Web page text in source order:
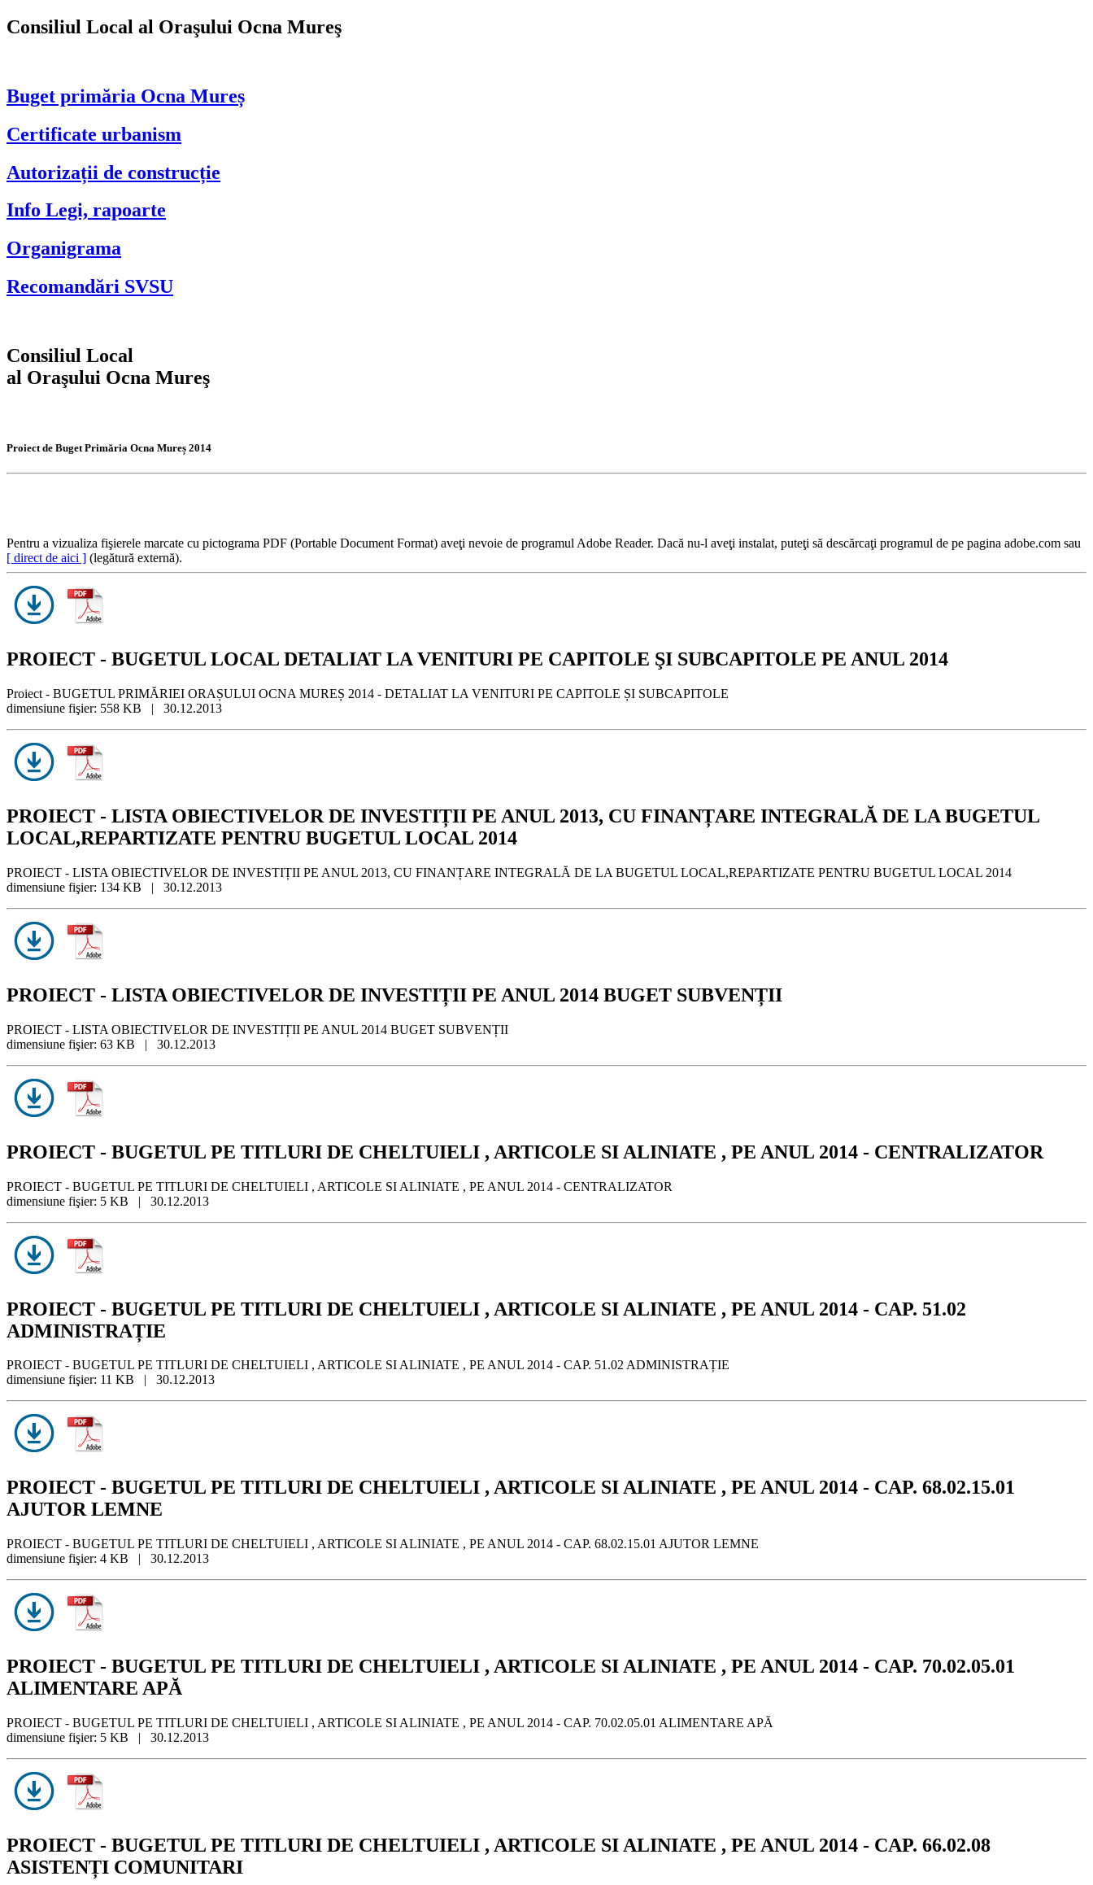
Consiliul Local al Oraşului Ocna Mureş
Buget primăria Ocna Mureș
Certificate urbanism
Autorizații de construcție
Info Legi, rapoarte
Organigrama
Recomandări SVSU
Consiliul Local
al Oraşului Ocna Mureş
Proiect de Buget Primăria Ocna Mureș 2014
Pentru a vizualiza fişierele marcate cu pictograma PDF (Portable Document Format) aveţi nevoie de programul Adobe Reader. Dacă nu-l aveţi instalat, puteţi să descărcaţi programul de pe pagina adobe.com sau
[ direct de aici ] (legătură externă).
PROIECT - BUGETUL LOCAL DETALIAT LA VENITURI PE CAPITOLE ŞI SUBCAPITOLE PE ANUL 2014
Proiect - BUGETUL PRIMĂRIEI ORAȘULUI OCNA MUREȘ 2014 - DETALIAT LA VENITURI PE CAPITOLE ȘI SUBCAPITOLE
dimensiune fişier: 558 KB | 30.12.2013
PROIECT - LISTA OBIECTIVELOR DE INVESTIȚII PE ANUL 2013, CU FINANȚARE INTEGRALĂ DE LA BUGETUL
LOCAL,REPARTIZATE PENTRU BUGETUL LOCAL 2014
PROIECT - LISTA OBIECTIVELOR DE INVESTIȚII PE ANUL 2013, CU FINANȚARE INTEGRALĂ DE LA BUGETUL LOCAL,REPARTIZATE PENTRU BUGETUL LOCAL 2014
dimensiune fişier: 134 KB | 30.12.2013
PROIECT - LISTA OBIECTIVELOR DE INVESTIȚII PE ANUL 2014 BUGET SUBVENȚII
PROIECT - LISTA OBIECTIVELOR DE INVESTIȚII PE ANUL 2014 BUGET SUBVENȚII
dimensiune fişier: 63 KB | 30.12.2013
PROIECT - BUGETUL PE TITLURI DE CHELTUIELI , ARTICOLE SI ALINIATE , PE ANUL 2014 - CENTRALIZATOR
PROIECT - BUGETUL PE TITLURI DE CHELTUIELI , ARTICOLE SI ALINIATE , PE ANUL 2014 - CENTRALIZATOR
dimensiune fişier: 5 KB | 30.12.2013
PROIECT - BUGETUL PE TITLURI DE CHELTUIELI , ARTICOLE SI ALINIATE , PE ANUL 2014 - CAP. 51.02
ADMINISTRAȚIE
PROIECT - BUGETUL PE TITLURI DE CHELTUIELI , ARTICOLE SI ALINIATE , PE ANUL 2014 - CAP. 51.02 ADMINISTRAȚIE
dimensiune fişier: 11 KB | 30.12.2013
PROIECT - BUGETUL PE TITLURI DE CHELTUIELI , ARTICOLE SI ALINIATE , PE ANUL 2014 - CAP. 68.02.15.01
AJUTOR LEMNE
PROIECT - BUGETUL PE TITLURI DE CHELTUIELI , ARTICOLE SI ALINIATE , PE ANUL 2014 - CAP. 68.02.15.01 AJUTOR LEMNE
dimensiune fişier: 4 KB | 30.12.2013
PROIECT - BUGETUL PE TITLURI DE CHELTUIELI , ARTICOLE SI ALINIATE , PE ANUL 2014 - CAP. 70.02.05.01
ALIMENTARE APĂ
PROIECT - BUGETUL PE TITLURI DE CHELTUIELI , ARTICOLE SI ALINIATE , PE ANUL 2014 - CAP. 70.02.05.01 ALIMENTARE APĂ
dimensiune fişier: 5 KB | 30.12.2013
PROIECT - BUGETUL PE TITLURI DE CHELTUIELI , ARTICOLE SI ALINIATE , PE ANUL 2014 - CAP. 66.02.08
ASISTENȚI COMUNITARI